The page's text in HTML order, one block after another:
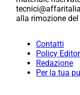
alla rimozione
Contatti
Policy
Redazione
Per la tua